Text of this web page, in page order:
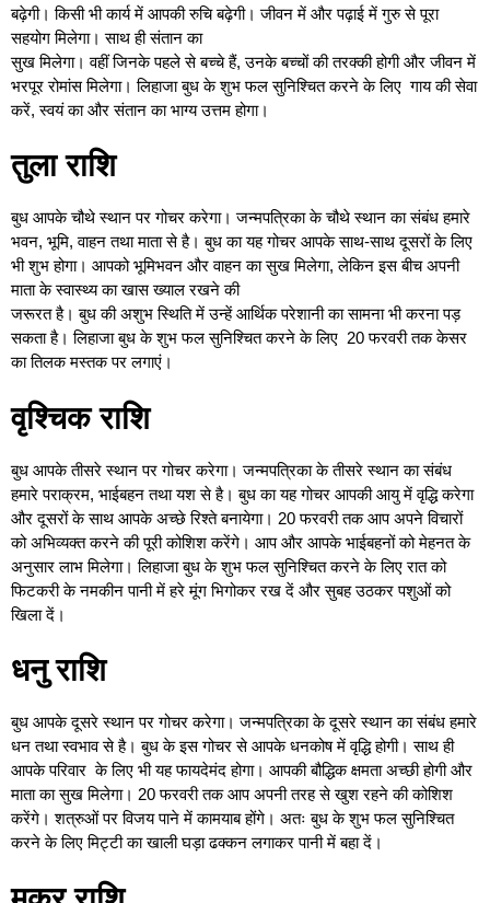
बढ़ेगी। किसी भी कार्य में आपकी रुचि बढ़ेगी। जीवन में और पढ़ाई में गुरु से पूरा
सहयोग मिलेगा। साथ ही संतान का
सुख मिलेगा। वहीं जिनके पहले से बच्चे हैं, उनके बच्चों की तरक्की होगी और जीवन में
भरपूर रोमांस मिलेगा। लिहाजा बुध के शुभ फल सुनिश्चित करने के लिए गाय की सेवा
करें, स्वयं का और संतान का भाग्य उत्तम होगा।
तुला राशि
बुध आपके चौथे स्थान पर गोचर करेगा। जन्मपत्रिका के चौथे स्थान का संबंध हमारे
भवन, भूमि, वाहन तथा माता से है। बुध का यह गोचर आपके साथ-साथ दूसरों के लिए
भी शुभ होगा। आपको भूमिभवन और वाहन का सुख मिलेगा, लेकिन इस बीच अपनी
माता के स्वास्थ्य का खास ख्याल रखने की
जरूरत है। बुध की अशुभ स्थिति में उन्हें आर्थिक परेशानी का सामना भी करना पड़
सकता है। लिहाजा बुध के शुभ फल सुनिश्चित करने के लिए 20 फरवरी तक केसर
का तिलक मस्तक पर लगाएं।
वृश्चिक राशि
बुध आपके तीसरे स्थान पर गोचर करेगा। जन्मपत्रिका के तीसरे स्थान का संबंध
हमारे पराक्रम, भाईबहन तथा यश से है। बुध का यह गोचर आपकी आयु में वृद्धि करेगा
और दूसरों के साथ आपके अच्छे रिश्ते बनायेगा। 20 फरवरी तक आप अपने विचारों
को अभिव्यक्त करने की पूरी कोशिश करेंगे। आप और आपके भाईबहनों को मेहनत के
अनुसार लाभ मिलेगा। लिहाजा बुध के शुभ फल सुनिश्चित करने के लिए रात को
फिटकरी के नमकीन पानी में हरे मूंग भिगोकर रख दें और सुबह उठकर पशुओं को
खिला दें।
धनु राशि
बुध आपके दूसरे स्थान पर गोचर करेगा। जन्मपत्रिका के दूसरे स्थान का संबंध हमारे
धन तथा स्वभाव से है। बुध के इस गोचर से आपके धनकोष में वृद्धि होगी। साथ ही
आपके परिवार के लिए भी यह फायदेमंद होगा। आपकी बौद्धिक क्षमता अच्छी होगी और
माता का सुख मिलेगा। 20 फरवरी तक आप अपनी तरह से खुश रहने की कोशिश
करेंगे। शत्रुओं पर विजय पाने में कामयाब होंगे। अतः बुध के शुभ फल सुनिश्चित
करने के लिए मिट्टी का खाली घड़ा ढक्कन लगाकर पानी में बहा दें।